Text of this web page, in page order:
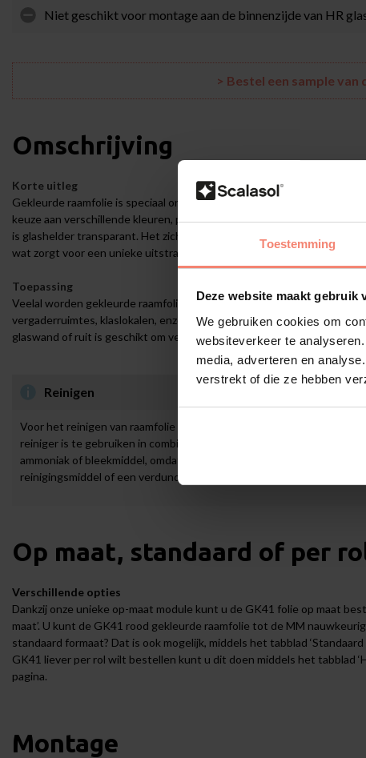
Toestemming
Deze website maakt gebruik
We gebruiken cookies om
websiteverkeer te
media, adverteren en
verstrekt of die ze hebben
Niet geschikt voor montage aan de binnenzijde van HR
> Bestel een sample van
Omschrijving
Korte uitleg
Gekleurde raamfolie is speciaal ontwikkeld om te dienen als
keuze aan verschillende kleuren, past er altijd een kleur in uw woon-
is glashelder transparant. Het zicht door het glas blijft volledig intakt.
wat zorgt voor een unieke uitstraling en beleving.
Toepassing
Veelal worden gekleurde raamfolies toegepast op glazen
vergaderruimtes, klaslokalen, enzovoorts. De
glaswand of ruit is geschikt om verfraaid te worden met een gekleurde
Reinigen
Voor het reinigen van raamfolie gebruikt u bij voorkeur
reiniger is te gebruiken in combinatie met een zachte doek of
ammoniak of bleekmiddel, omdat deze de folie kunnen beschadigen.
reinigingsmiddel of een verdunde oplossing van water met een klein
Op maat, standaard of per
Verschillende opties
Dankzij onze unieke op-maat module kunt u de GK41 folie op maat
maat’. U kunt de GK41 rood gekleurde raamfolie tot de MM
standaard formaat? Dat is ook mogelijk, middels het tabblad
GK41 liever per rol wilt bestellen kunt u dit doen middels het tabblad
pagina.
Montage